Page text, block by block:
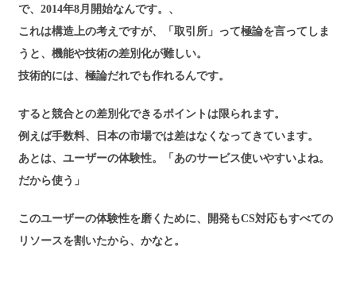
で、2014年8月開始なんです。、
これは構造上の考えですが、「取引所」って極論を言ってしま
うと、機能や技術の差別化が難しい。
技術的には、極論だれでも作れるんです。
すると競合との差別化できるポイントは限られます。
例えば手数料、日本の市場では差はなくなってきています。
あとは、ユーザーの体験性。「あのサービス使いやすいよね。
だから使う」
このユーザーの体験性を磨くために、開発もCS対応もすべての
リソースを割いたから、かなと。